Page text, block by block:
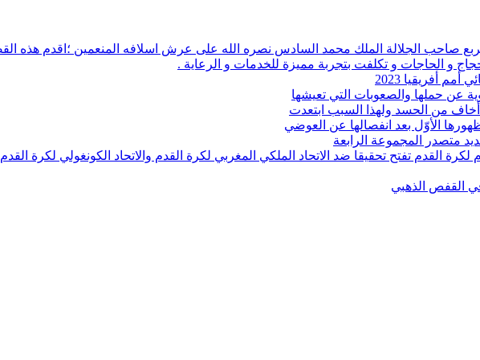
و الحاجات و تكلفت بتجربة مميزة للخدمات و الرعاية .
أفريقيا 2023
عن حملها والصعوبات التي تعيشها
أخاف من الحسد ولهذا السبب ابتعدت
الأوّل بعد انفصالها عن العوضي
متصدر المجموعة الرابعة
لكرة القدم تفتح تحقيقا ضد الاتحاد الملكي المغربي لكرة القدم والاتحاد الكونغولي لكرة القدم